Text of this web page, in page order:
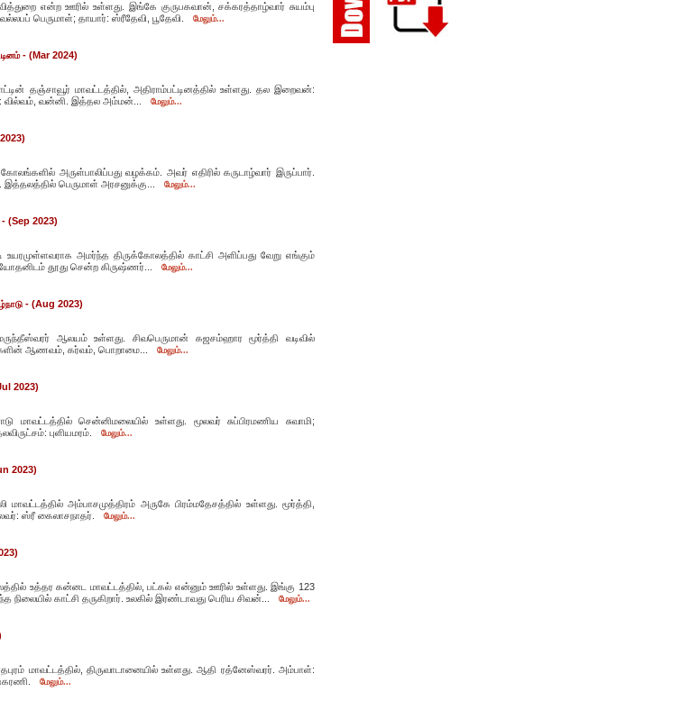
என்ற ஊரில் உள்ளது. இங்கே குருபகவான், சக்கரத்தாழ்வார் சுயம்பு
பெருமாள்; தாயார்: ஸ்ரீதேவி, பூதேவி.
மேலும்...
- (Mar 2024)
தஞ்சாவூர் மாவட்டத்தில், அதிராம்பட்டினத்தில் உள்ளது. தல இறைவன்:
வில்வம், வன்னி. இத்தல அம்மன்...
மேலும்...
அருள்பாலிப்பது வழக்கம். அவர் எதிரில் கருடாழ்வார் இருப்பார்.
இத்தலத்தில் பெருமாள் அரசனுக்கு...
மேலும்...
- (Sep 2023)
அமர்ந்த திருக்கோலத்தில் காட்சி அளிப்பது வேறு எங்கும்
தூது சென்ற கிருஷ்ணர்...
மேலும்...
- (Aug 2023)
மருந்தீஸ்வரர் ஆலயம் உள்ளது. சிவபெருமான் கஜசம்ஹார மூர்த்தி வடிவில்
ஆணவம், கர்வம், பொறாமை...
மேலும்...
2023)
மாவட்டத்தில் சென்னிமலையில் உள்ளது. மூலவர் சுப்பிரமணிய சுவாமி;
புளியமரம்.
மேலும்...
2023)
அம்பாசமுத்திரம் அருகே பிரம்மதேசத்தில் உள்ளது. மூர்த்தி,
ஸ்ரீ கைலாசநாதர்.
மேலும்...
உத்தர கன்னட மாவட்டத்தில், பட்கல் என்னும் ஊரில் உள்ளது. இங்கு 123
காட்சி தருகிறார். உலகில் இரண்டாவது பெரிய சிவன்...
மேலும்...
மாவட்டத்தில், திருவாடானையில் உள்ளது. ஆதி ரத்னேஸ்வரர். அம்பாள்:
மேலும்...